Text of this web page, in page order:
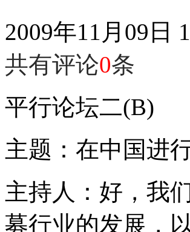
2009年11月09日
共有评论0条
平行论坛二(B)
主题：在中国进
主持人：好，我
募行业的发展，